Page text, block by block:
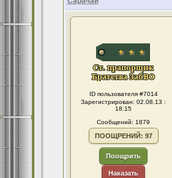
ID пользователя #7014
Зарегистрирован: 02.08.13 :
18:15
Сообщений: 1879
ПООЩРЕНИЙ: 97
Поощрить
Наказать